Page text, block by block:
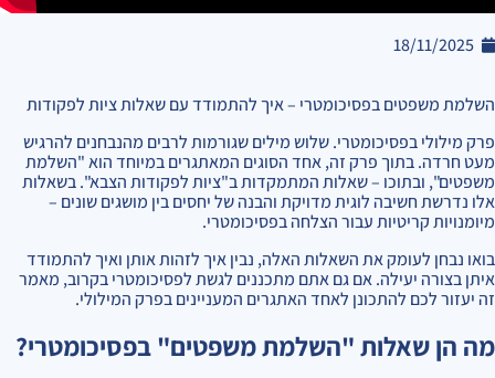
18/11/2025
השלמת משפטים בפסיכומטרי – איך להתמודד עם שאלות ציות לפקודות
פרק מילולי בפסיכומטרי. שלוש מילים שגורמות לרבים מהנבחנים להרגיש
מעט חרדה. בתוך פרק זה, אחד הסוגים המאתגרים במיוחד הוא "השלמת
משפטים", ובתוכו – שאלות המתמקדות ב"ציות לפקודות הצבא". בשאלות
אלו נדרשת חשיבה לוגית מדויקת והבנה של יחסים בין מושגים שונים –
מיומנויות קריטיות עבור הצלחה בפסיכומטרי.
בואו נבחן לעומק את השאלות האלה, נבין איך לזהות אותן ואיך להתמודד
איתן בצורה יעילה. אם גם אתם מתכננים לגשת לפסיכומטרי בקרוב, מאמר
זה יעזור לכם להתכונן לאחד האתגרים המעניינים בפרק המילולי.
מה הן שאלות "השלמת משפטים" בפסיכומטרי?